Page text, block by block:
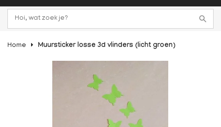
Home Muursticker losse 3d vlinders (licht groen)